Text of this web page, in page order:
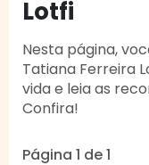
Lotfi
Nesta página,
Tatiana Ferreira
vida e leia as
Confira!
Página 1 de 1